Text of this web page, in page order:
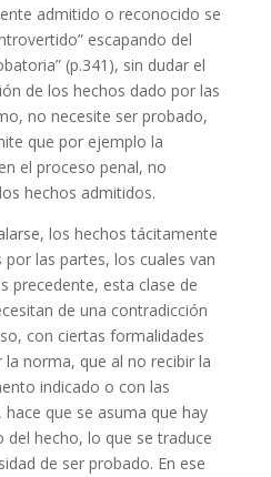
admitido o reconocido se
escapando del
(p.341), sin dudar el
de los hechos dado por las
no necesite ser probado,
que por ejemplo la
el proceso penal, no
hechos admitidos.
los hechos tácitamente
las partes, los cuales van
precedente, esta clase de
de una contradicción
con ciertas formalidades
la norma, que al no recibir la
indicado o con las
que se asuma que hay
hecho, lo que se traduce
de ser probado. En ese